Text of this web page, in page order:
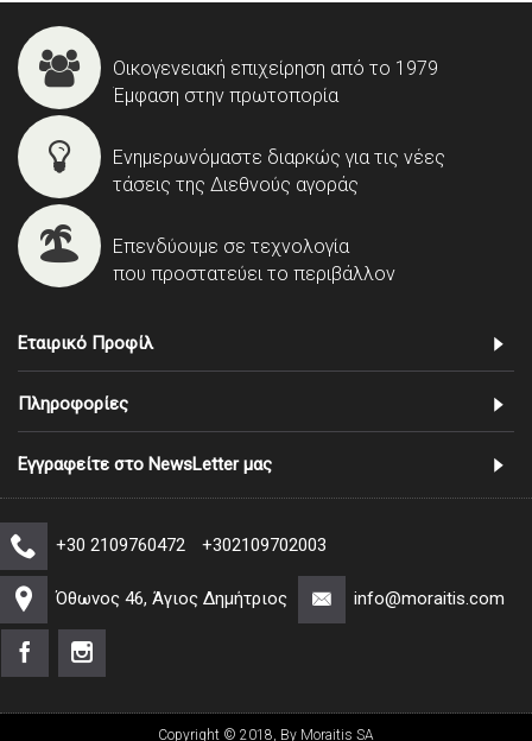
Οικογενειακή επιχείρηση από το 1979
Έμφαση στην πρωτοπορία
Ενημερωνόμαστε διαρκώς για τις νέες
τάσεις της Διεθνούς αγοράς
Επενδύουμε σε τεχνολογία
που προστατεύει το περιβάλλον
Εταιρικό Προφίλ
Πληροφορίες
Εγγραφείτε στο NewsLetter μας
+30 2109760472 +302109702003
Όθωνος 46, Άγιος Δημήτριος info@moraitis.com
Copyright © 2018, By Moraitis SA